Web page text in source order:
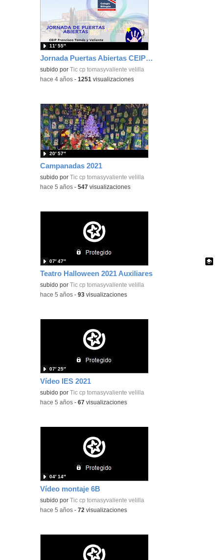
Jornada Puertas Abiertas CEIP Francisco Tomás y Valiente
subido por Tic cp tomasyvaliente velilla
11′ 55″
-hace 4 años -1251 visualizaciones
Campanadas 2021
subido por Tic cp tomasyvaliente velilla
20′ 57″
-hace 5 años -547 visualizaciones
Teatro Halloween 2021 Auxiliares
Contenido educativo.
subido por Tic cp tomasyvaliente velilla
07′ 47″
-hace 5 años -93 visualizaciones
Vídeo IES 2021
subido por Tic cp tomasyvaliente velilla
07′ 25″
-hace 5 años -67 visualizaciones
Vídeo montaje 6B
subido por Tic cp tomasyvaliente velilla
04′ 14″
-hace 5 años -72 visualizaciones